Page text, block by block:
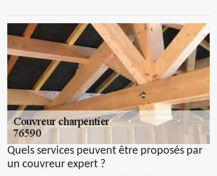
Quels services peuvent être proposés par
un couvreur expert ?